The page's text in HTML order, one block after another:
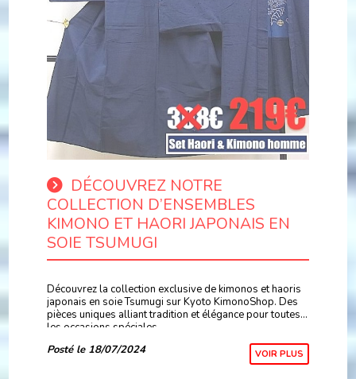
DÉCOUVREZ NOTRE
COLLECTION D’ENSEMBLES
KIMONO ET HAORI JAPONAIS EN
SOIE TSUMUGI
Découvrez la collection exclusive de kimonos et haoris
japonais en soie Tsumugi sur Kyoto KimonoShop. Des
pièces uniques alliant tradition et élégance pour toutes
les occasions spéciales.
Posté le 18/07/2024
VOIR PLUS